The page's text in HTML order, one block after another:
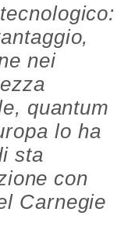
nei
quantum
lo ha
sta
con
Carnegie